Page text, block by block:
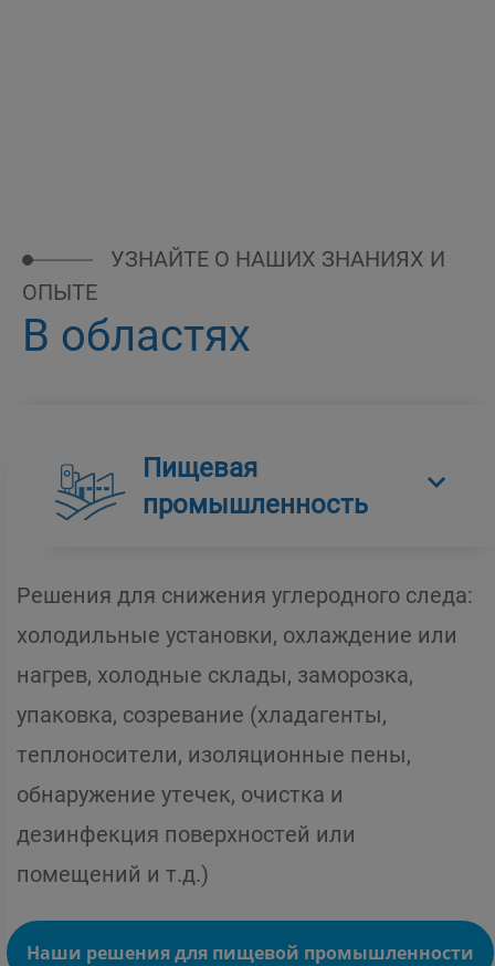
УЗНАЙТЕ О НАШИХ ЗНАНИЯХ И
ОПЫТЕ
В областях
Пищевая
промышленность
Решения для снижения углеродного следа:
холодильные установки, охлаждение или
нагрев, холодные склады, заморозка,
упаковка, созревание (хладагенты,
теплоносители, изоляционные пены,
обнаружение утечек, очистка и
дезинфекция поверхностей или
помещений и т.д.)
Наши решения для пищевой промышленности